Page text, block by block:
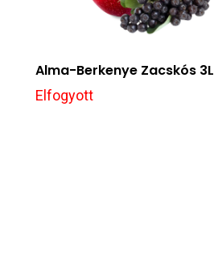
Alma-Berkenye Zacskós 3L
Elfogyott